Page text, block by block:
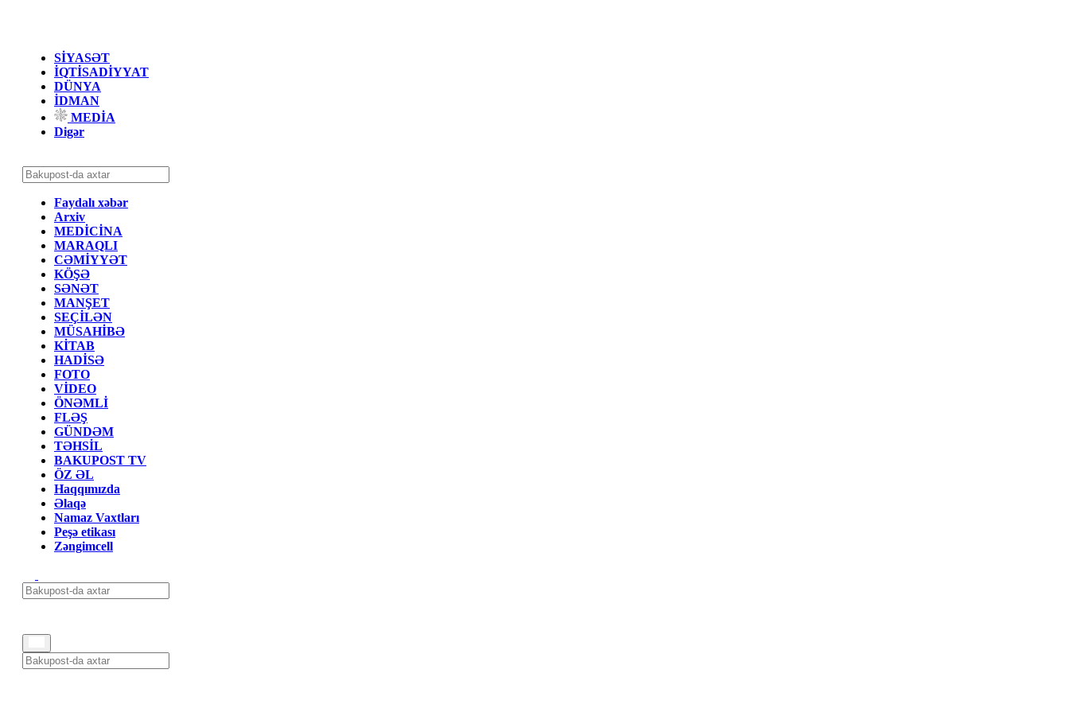
SİYASƏT
İQTİSADİYYAT
DÜNYA
İDMAN
MEDİA
Digər
Faydalı xəbər
Arxiv
MEDİCİNA
MARAQLI
CƏMİYYƏT
KÖŞƏ
SƏNƏT
MANŞET
SEÇİLƏN
MÜSAHİBƏ
KİTAB
HADİSƏ
FOTO
VİDEO
ÖNƏMLİ
FLƏŞ
GÜNDƏM
TƏHSİL
BAKUPOST TV
ÖZ ƏL
Haqqımızda
Əlaqə
Namaz Vaxtları
Peşə etikası
Zəngimcell